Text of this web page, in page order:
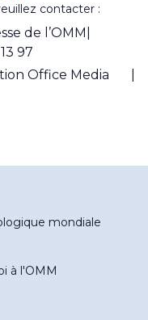
contacter :
de l’OMM
97
Office Media
mondiale
à l'OMM